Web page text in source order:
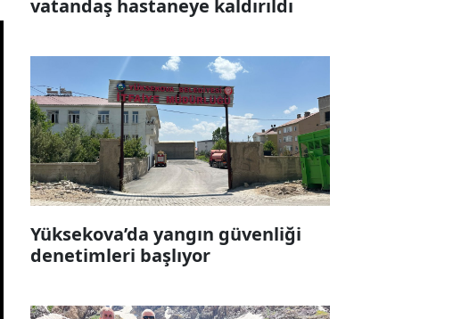
vatandaş hastaneye kaldırıldı
Yüksekova’da yangın güvenliği
denetimleri başlıyor